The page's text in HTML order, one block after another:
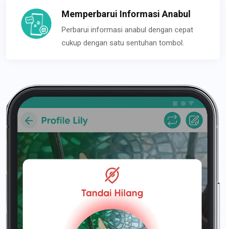
Memperbarui Informasi Anabul
Perbarui informasi anabul dengan cepat
cukup dengan satu sentuhan tombol.